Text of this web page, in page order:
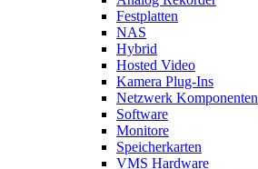
Festplatten
NAS
Hybrid
Hosted Video
Kamera Plug-Ins
Netzwerk Komponenten
Software
Monitore
Speicherkarten
VMS Hardware